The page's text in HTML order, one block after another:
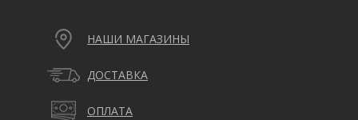
НАШИ МАГАЗИНЫ
ДОСТАВКА
ОПЛАТА